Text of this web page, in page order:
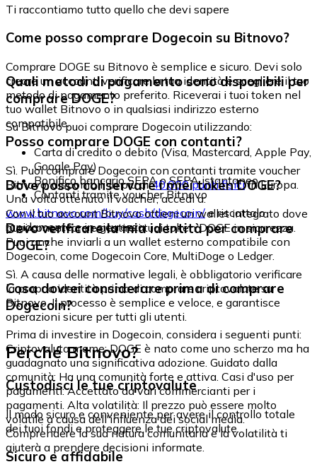
Ti raccontiamo tutto quello che devi sapere
Come posso comprare Dogecoin su Bitnovo?
Comprare DOGE su Bitnovo è semplice e sicuro. Devi solo
creare un account, verificare la tua identità e scegliere il tuo
metodo di pagamento preferito. Riceverai i tuoi token nel
tuo wallet Bitnovo o in qualsiasi indirizzo esterno
compatibile.
Quali metodi di pagamento sono disponibili per
comprare DOGE?
Su Bitnovo puoi comprare Dogecoin utilizzando:
Carta di credito o debito (Visa, Mastercard, Apple Pay,
Google Pay)
Bonifico bancario SEPA o SEPA istantaneo
Contanti tramite voucher Bitnovo
Posso comprare DOGE con contanti?
Sì. Puoi comprare Dogecoin con contanti tramite voucher
Bitnovo, disponibili in più di40.000 punti fisiciin Europa.
Una volta ottenuto il voucher, accedi a:
www.bitnovo.com/buy/cash/dogecoin/e riscattalo
rapidamente e in sicurezza.
Dove posso conservare i miei token DOGE?
Con il tuo account Bitnovo ottieni un wallet integrato dove
puoi conservare e gestire i tuoi token DOGE in sicurezza.
Puoi anche inviarli a un wallet esterno compatibile con
Dogecoin, come Dogecoin Core, MultiDoge o Ledger.
Devo verificare la mia identità per comprare
DOGE?
Sì. A causa delle normative legali, è obbligatorio verificare
la propria identità prima di comprare criptovalute su
Bitnovo. Il processo è semplice e veloce, e garantisce
operazioni sicure per tutti gli utenti.
Cosa dovrei considerare prima di comprare
Dogecoin?
Prima di investire in Dogecoin, considera i seguenti punti:
Criptovaluta meme: DOGE è nato come uno scherzo ma ha
guadagnato una significativa adozione. Guidato dalla
comunità: Ha una comunità forte e attiva. Casi d'uso per
pagamenti: Accettato da vari commercianti per i
pagamenti. Alta volatilità: Il prezzo può essere molto
volatile a causa dell'influenza dei social media.
Comprendere la sua natura comunitaria e la volatilità ti
aiuterà a prendere decisioni informate.
Perché Bitnovo?
Custodisci le tue criptovalute
Il modo sicuro e conveniente per avere il controllo totale
dei tuoi fondi e proteggere le tue criptovalute.
Sicuro e affidabile